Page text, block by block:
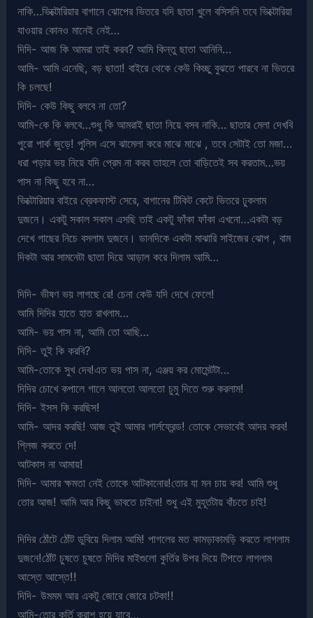
নাকি…ভিক্টোরিয়ার বাগানে ঝোপের ভিতরে যদি ছাতা খুলে বসিসনি তবে ভিক্টোরিয়া
যাওয়ার কোনও মানেই নেই…
দিদি- আজ কি আমরা তাই করব? আমি কিন্তু ছাতা আনিনি…
আমি- আমি এনেছি, বড় ছাতা! বাইরে থেকে কেউ কিচ্ছু বুঝতে পারবে না ভিতরে
কি চলছে!
দিদি- কেউ কিছু বলবে না তো?
আমি-কে কি বলবে…শুধু কি আমরাই ছাতা নিয়ে বসব নাকি… ছাতার মেলা দেখবি
পুরো পার্ক জুড়ে! পুলিস এসে ঝামেলা করে মাঝে মাঝে , তবে সেটাই তো মজা…
ধরা পড়ার ভয় নিয়ে যদি প্রেম না করব তাহলে তো বাড়িতেই সব করতাম…ভয়
পাস না কিছু হবে না…
ভিক্টোরিয়ার বাইরে ব্রেকফাস্ট সেরে, বাগানের টিকিট কেটে ভিতরে ঢুকলাম
দুজনে। একটু সকাল সকাল এসছি তাই একটু ফাঁকা ফাঁকা এখনো…একটা বড়
দেখে গাছের নিচে বসলাম দুজনে। ডানদিকে একটা মাঝারি সাইজের ঝোপ , বাম
দিকটা আর সামনেটা ছাতা দিয়ে আড়াল করে দিলাম আমি…
দিদি- ভীষণ ভয় লাগছে রে! চেনা কেউ যদি দেখে ফেলে!
আমি দিদির হাতে হাত রাখলাম…
আমি- ভয় পাস না, আমি তো আছি…
দিদি- তুই কি করবি?
আমি-তোকে সুখ দেব!এত ভয় পাস না, এঞ্জয় কর মোমেন্টটা…
দিদির চোখে কপালে গালে আলতো আলতো চুমু দিতে শুরু করলাম!
দিদি- ইসস কি করছিস!
আমি- আদর করছি! আজ তুই আমার গার্লফ্রেন্ড! তোকে সেভাবেই আদর করব!
প্লিজ করতে দে!
আটকাস না আমায়!
দিদি- আমার ক্ষমতা নেই তোকে আটকানোর!তোর যা মন চায় কর! আমি শুধু
তোর আজ! আমি আর কিছু ভাবতে চাইনা! শুধু এই মুহূর্তটায় বাঁচতে চাই!
দিদির ঠোঁটে ঠোঁট ডুবিয়ে দিলাম আমি! পাগলের মত কামড়াকামড়ি করতে লাগলাম
দুজনে!ঠোঁট চুষতে চুষতে দিদির মাইগুলো কুর্তির উপর দিয়ে টিপতে লাগলাম
আস্তে আস্তে!!
দিদি- উমমম আর একটু জোরে জোরে চটকা!!
আমি-তোর কুর্তি ক্রাশ হয়ে যাবে…